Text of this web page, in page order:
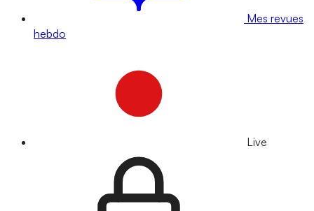
Mes revues
hebdo
Live